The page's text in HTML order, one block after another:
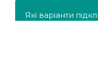
Які варіанти